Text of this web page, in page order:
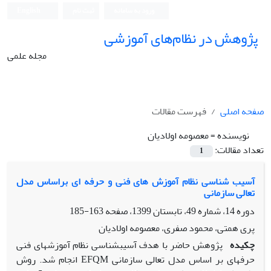
پژوهش در نظام‌های آموزشی
مجله علمی
صفحه اصلی
فهرست مقالات
نویسنده =معصومه اولادیان
تعداد مقالات:
1
آسیب‏ شناسی نظام آموزش‏ های فنی ‏و‏ حرفه ‏ای براساس مدل
تعالی سازمانی
دوره 14، شماره 49، تابستان 1399، صفحه
163-185
پری همتی، محمود صفری، معصومه اولادیان
چکیده پژوهش حاضر با هدف آسیب‏شناسی نظام آموزش‏های فنی
حرفه‏ای بر اساس مدل تعالی سازمانی EFQM انجام شد. روش